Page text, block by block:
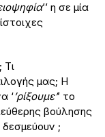
’’ η σε μία
Τι
μας; Η
‘’ρίξουμε’’ το
βούλησης
;